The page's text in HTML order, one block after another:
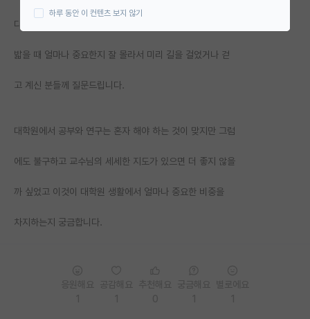
대학원 합격 후기 게시판
학부 인턴 게시판
취업 게시판
임용 후기 게시판
다름 아니라 지도 교수님의 연구 지도가 나중에 박사과정까
밟을 때 얼마나 중요한지 잘 몰라서 미리 길을 걸었거나 걷
고 계신 분들께 질문드립니다.
대학원에서 공부와 연구는 혼자 해야 하는 것이 맞지만 그럼
에도 불구하고 교수님의 세세한 지도가 있으면 더 좋지 않을
까 싶었고 이것이 대학원 생활에서 얼마나 중요한 비중을
차지하는지 궁금합니다.
하루 동안 이 컨텐츠 보지 않기